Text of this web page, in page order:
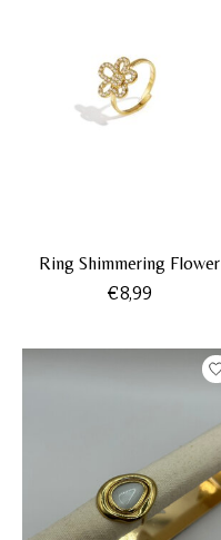
Ring Shimmering Flower
€8,99